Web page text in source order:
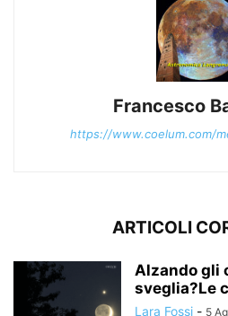
Francesco
https://www.coelum.com/
ARTICOLI
Alzando gli
sveglia?Le
Lara Fossi - 5